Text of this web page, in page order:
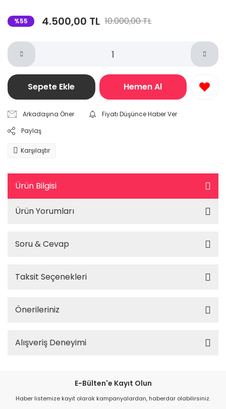
%55 4.500,00 TL 10.000,00 TL
Sepete Ekle Hemen Al
Arkadaşına Öner
Fiyatı Düşünce Haber Ver
Paylaş
Karşılaştır
Ürün Bilgisi
Ürün Yorumları
Soru & Cevap
Taksit Seçenekleri
Önerileriniz
Alışveriş Deneyimi
E-Bülten'e Kayıt Olun
Haber listemize kayıt olarak kampanyalardan, haberdar olabilirsiniz.